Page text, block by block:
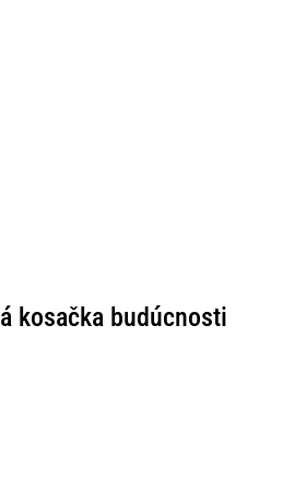
kosačka budúcnosti